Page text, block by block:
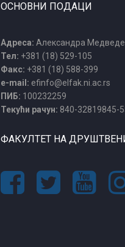
ОСНОВНИ ПОДАЦИ
Адреса: Александра
Тел: +381 (18) 529-105
Факс: +381 (18) 588-399
e-mail: efinfo@elfak.ni.ac.rs
ПИБ: 100232259
Текући рачун: 840-32819845-
ФАКУЛТЕТ НА